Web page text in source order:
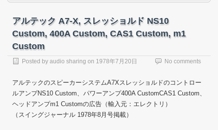
アルテック A7-X, スレッショルド NS10
Custom, 400A Custom, CAS1 Custom, m1
Custom
Posted by audio sharing on 1978年7月20日 No comments
アルテックのスピーカーシステムA7Xスレッショルドのコントロー
ルアンプNS10 Custom、パワーアンプ400A CustomCAS1 Custom、
ヘッドアンプm1 Customの広告（輸入元：エレクトリ）
（スイングジャーナル 1978年8月号掲載）